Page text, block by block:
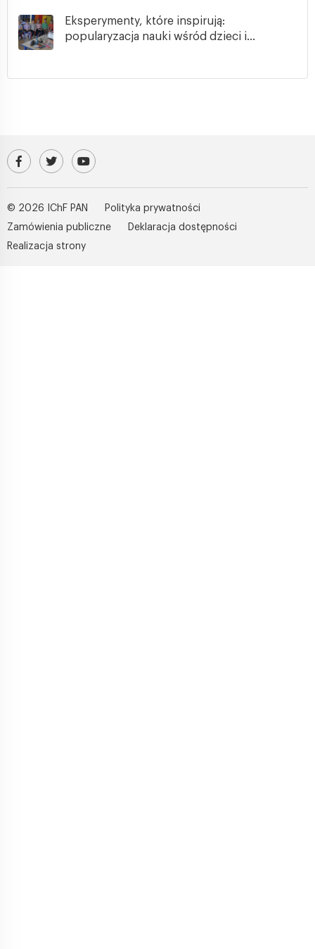
Eksperymenty, które inspirują:
popularyzacja nauki wśród dzieci i...
Odwiedź nasz profil na Facebooku
Profil IChF PAN na platformie X (Twitter)
Kanał IChF PAN w serwisie YouTube
© 2026 IChF PAN
Polityka prywatności
Zamówienia publiczne
Deklaracja dostępności
Realizacja strony